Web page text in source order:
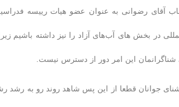
آقای رضوانی به عنوان عضو هیات رییسه
در بخش های آب‌های آزاد را نیز داشته باشیم
شناگرانمان این امر دور از دسترس نیست.
جوانان قطعا از این پس شاهد روند رو به رشد